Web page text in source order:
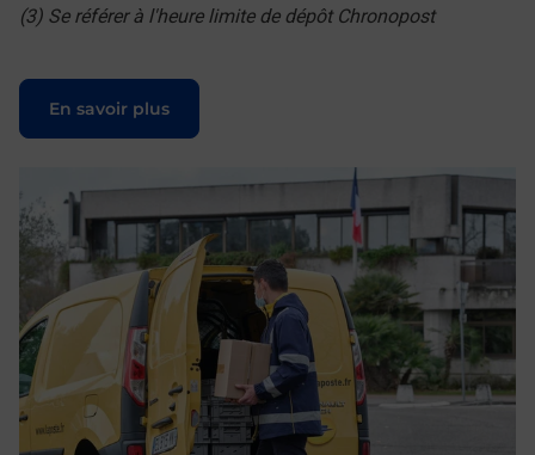
(3) Se référer à l'heure limite de dépôt Chronopost
En savoir plus
Le lien s'ouvre dans un nouvel onglet